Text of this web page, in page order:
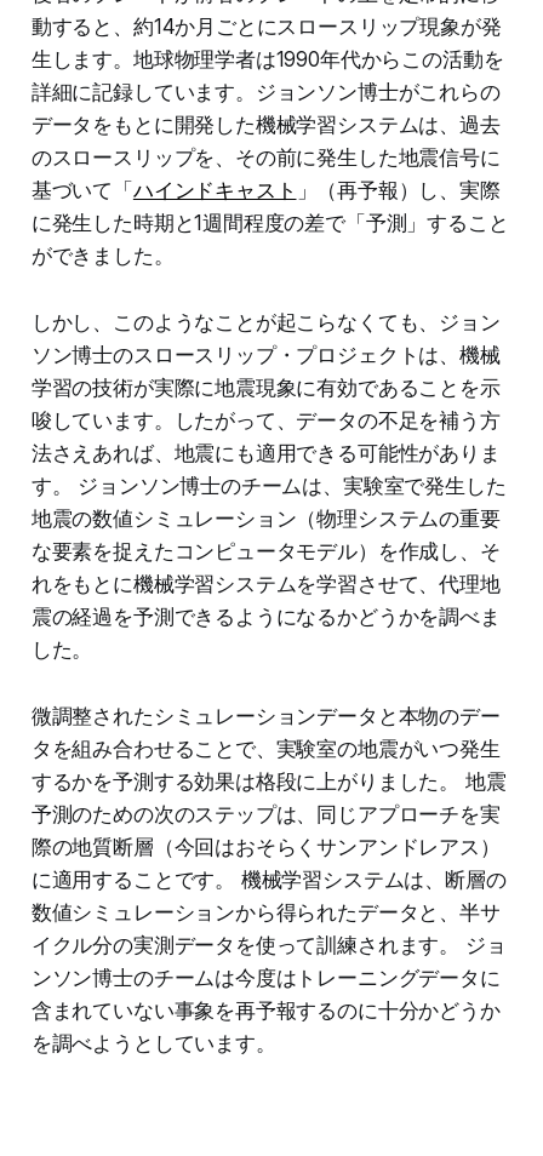
動すると、約14か月ごとにスロースリップ現象が発
生します。地球物理学者は1990年代からこの活動を
詳細に記録しています。ジョンソン博士がこれらの
データをもとに開発した機械学習システムは、過去
のスロースリップを、その前に発生した地震信号に
基づいて「ハインドキャスト 」（再予報）し、実際
に発生した時期と1週間程度の差で「予測」すること
ができました。
しかし、このようなことが起こらなくても、ジョン
ソン博士のスロースリップ・プロジェクトは、機械
学習の技術が実際に地震現象に有効であることを示
唆しています。したがって、データの不足を補う方
法さえあれば、地震にも適用できる可能性がありま
す。 ジョンソン博士のチームは、実験室で発生した
地震の数値シミュレーション（物理システムの重要
な要素を捉えたコンピュータモデル）を作成し、そ
れをもとに機械学習システムを学習させて、代理地
震の経過を予測できるようになるかどうかを調べま
した。
微調整されたシミュレーションデータと本物のデー
タを組み合わせることで、実験室の地震がいつ発生
するかを予測する効果は格段に上がりました。 地震
予測のための次のステップは、同じアプローチを実
際の地質断層（今回はおそらくサンアンドレアス）
に適用することです。 機械学習システムは、断層の
数値シミュレーションから得られたデータと、半サ
イクル分の実測データを使って訓練されます。 ジョ
ンソン博士のチームは今度はトレーニングデータに
含まれていない事象を再予報するのに十分かどうか
を調べようとしています。